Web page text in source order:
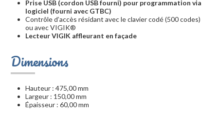
Prise USB (cordon USB fourni) pour programmation via
logiciel (fourni avec GTBC)
Contrôle d’accès résidant avec le clavier codé (500 codes)
ou avec VIGIK®
Lecteur VIGIK affleurant en façade
Dimensions
Hauteur : 475,00 mm
Largeur : 150,00 mm
Épaisseur : 60,00 mm